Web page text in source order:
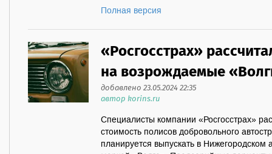
Полная версия
«Росгосстрах»
на возрождаемые
добавлено 23.05.2024 22:35
автор korins.ru
Специалисты компании «Росгосстрах»
стоимость полисов добровольного
планируется выпускать в